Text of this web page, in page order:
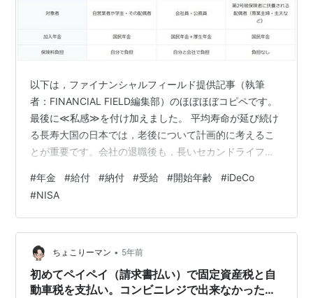
以下は，ファイナンシャルフィールド提供記事（執筆
者：FINANCIAL FIELD編集部）のほぼほぼコピペです。
最後に≪私感≫を付け加えました。 平均寿命が延び続け
る長寿大国の日本では，老後について計画的に考えるこ
とが重要です。会社の退職後も，長いセカンドライフが
重要な制度が年金です。本記事では，年金制度の運営状
況を解説します。年金制度の改定についても紹介するの
で，ぜひ参考にしてみてください。 公的年金の被保険者
数の推移 公的年金は，職業や属性により加入する年金が
「第1号被保険者」「第2号被保険者」「第3号被保険者」
と異なります。それぞれが加…
#年金 #給付 #納付 #受給 #開始年齢 #iDeCo
#NISA
ちょこりーマン • 5年前
初めてペイペイ（請求書払い）で固定資産税と自
動車税を支払い。コンビニレジで出来なかった事